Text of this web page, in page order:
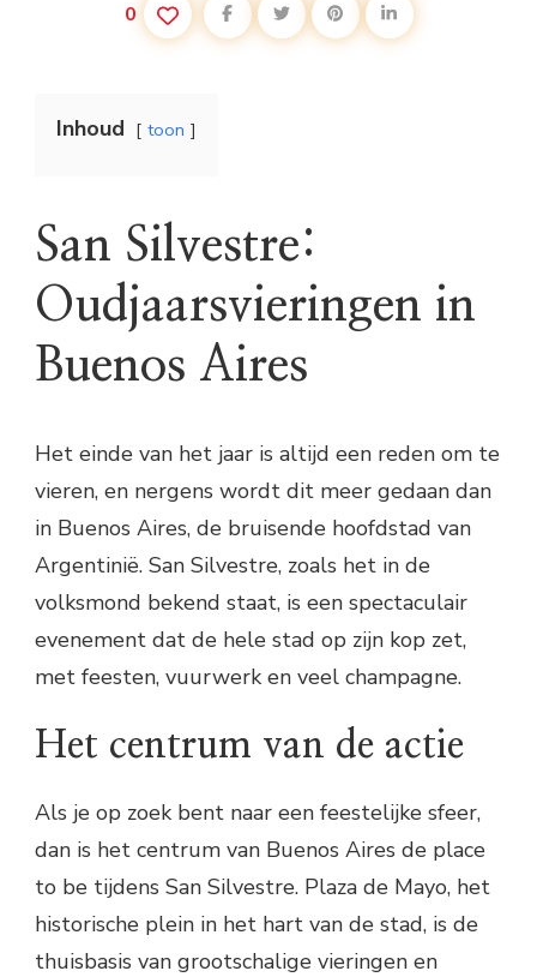
0
Inhoud toon
San Silvestre:
Oudjaarsvieringen in
Buenos Aires
Het einde van het jaar is altijd een reden om te
vieren, en nergens wordt dit meer gedaan dan
in Buenos Aires, de bruisende hoofdstad van
Argentinië. San Silvestre, zoals het in de
volksmond bekend staat, is een spectaculair
evenement dat de hele stad op zijn kop zet,
met feesten, vuurwerk en veel champagne.
Het centrum van de actie
Als je op zoek bent naar een feestelijke sfeer,
dan is het centrum van Buenos Aires de place
to be tijdens San Silvestre. Plaza de Mayo, het
historische plein in het hart van de stad, is de
thuisbasis van grootschalige vieringen en